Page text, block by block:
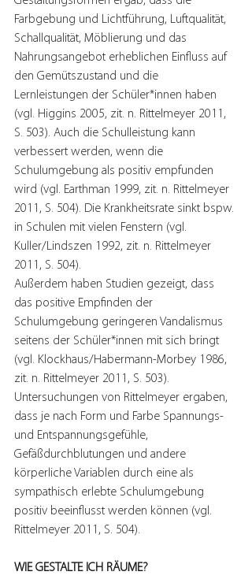
Farbgebung und Lichtführung, Luftqualität,
Schallqualität, Möblierung und das
Nahrungsangebot erheblichen Einfluss auf
den Gemütszustand und die
Lernleistungen der Schüler*innen haben
(vgl. Higgins 2005, zit. n. Rittelmeyer 2011,
S. 503). Auch die Schulleistung kann
verbessert werden, wenn die
Schulumgebung als positiv empfunden
wird (vgl. Earthman 1999, zit. n. Rittelmeyer
2011, S. 504). Die Krankheitsrate sinkt bspw.
in Schulen mit vielen Fenstern (vgl.
Kuller/Lindszen 1992, zit. n. Rittelmeyer
2011, S. 504).
Außerdem haben Studien gezeigt, dass
das positive Empfinden der
Schulumgebung geringeren Vandalismus
seitens der Schüler*innen mit sich bringt
(vgl. Klockhaus/Habermann-Morbey 1986,
zit. n. Rittelmeyer 2011, S. 503).
Untersuchungen von Rittelmeyer ergaben,
dass je nach Form und Farbe Spannungs-
und Entspannungsgefühle,
Gefäßdurchblutungen und andere
körperliche Variablen durch eine als
sympathisch erlebte Schulumgebung
positiv beeinflusst werden können (vgl.
Rittelmeyer 2011, S. 504).
WIE GESTALTE ICH RÄUME?